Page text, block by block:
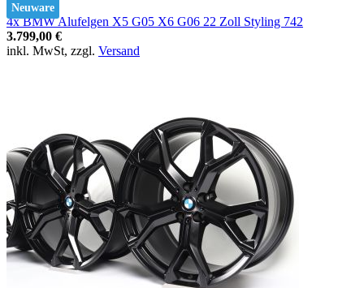
Neuware
4x BMW Alufelgen X5 G05 X6 G06 22 Zoll Styling 742
3.799,00 €
inkl. MwSt, zzgl. Versand